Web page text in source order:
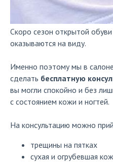
Скоро сезон открытой
оказываются на виду.
Именно поэтому мы в
сделать бесплатную
вы могли спокойно и без
с состоянием кожи и ногтей.
На консультацию можно
трещины на пятках
сухая и огрубевшая